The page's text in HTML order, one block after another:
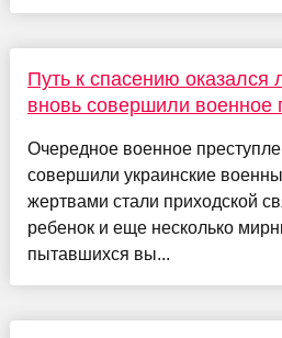
Путь к спасению
вновь совершили военное
Очередное военное
совершили украинские
жертвами стали приходской
ребенок и еще несколько
пытавшихся вы...